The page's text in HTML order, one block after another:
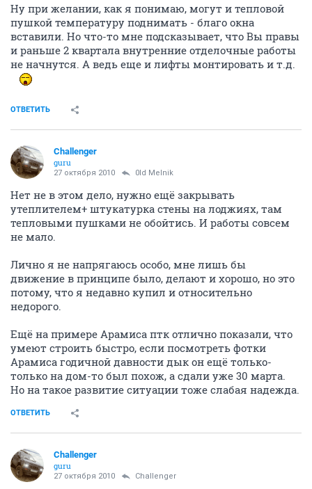
Ну при желании, как я понимаю, могут и тепловой
пушкой температуру поднимать - благо окна
вставили. Но что-то мне подсказывает, что Вы правы
и раньше 2 квартала внутренние отделочные работы
не начнутся. А ведь еще и лифты монтировать и т.д.
ОТВЕТИТЬ
Challenger
guru
27 октября 2010 0ld Melnik
Нет не в этом дело, нужно ещё закрывать
утеплителем+ штукатурка стены на лоджиях, там
тепловыми пушками не обойтись. И работы совсем
не мало.
Лично я не напрягаюсь особо, мне лишь бы
движение в принципе было, делают и хорошо, но это
потому, что я недавно купил и относительно
недорого.
Ещё на примере Арамиса птк отлично показали, что
умеют строить быстро, если посмотреть фотки
Арамиса годичной давности дык он ещё только-
только на дом-то был похож, а сдали уже 30 марта.
Но на такое развитие ситуации тоже слабая надежда.
ОТВЕТИТЬ
Challenger
guru
27 октября 2010 Challenger